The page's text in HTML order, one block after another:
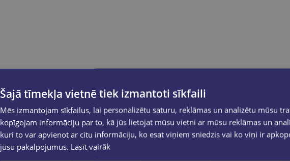
Šajā tīmekļa vietnē tiek izmantoti sīkfaili
Mēs izmantojam sīkfailus, lai personalizētu saturu, reklāmas un analizētu mūsu
kopīgojam informāciju par to, kā jūs lietojat mūsu vietni ar mūsu reklāmas un
kuri to var apvienot ar citu informāciju, ko esat viņiem sniedzis vai ko viņi ir
jūsu pakalpojumus. Lasīt vairāk